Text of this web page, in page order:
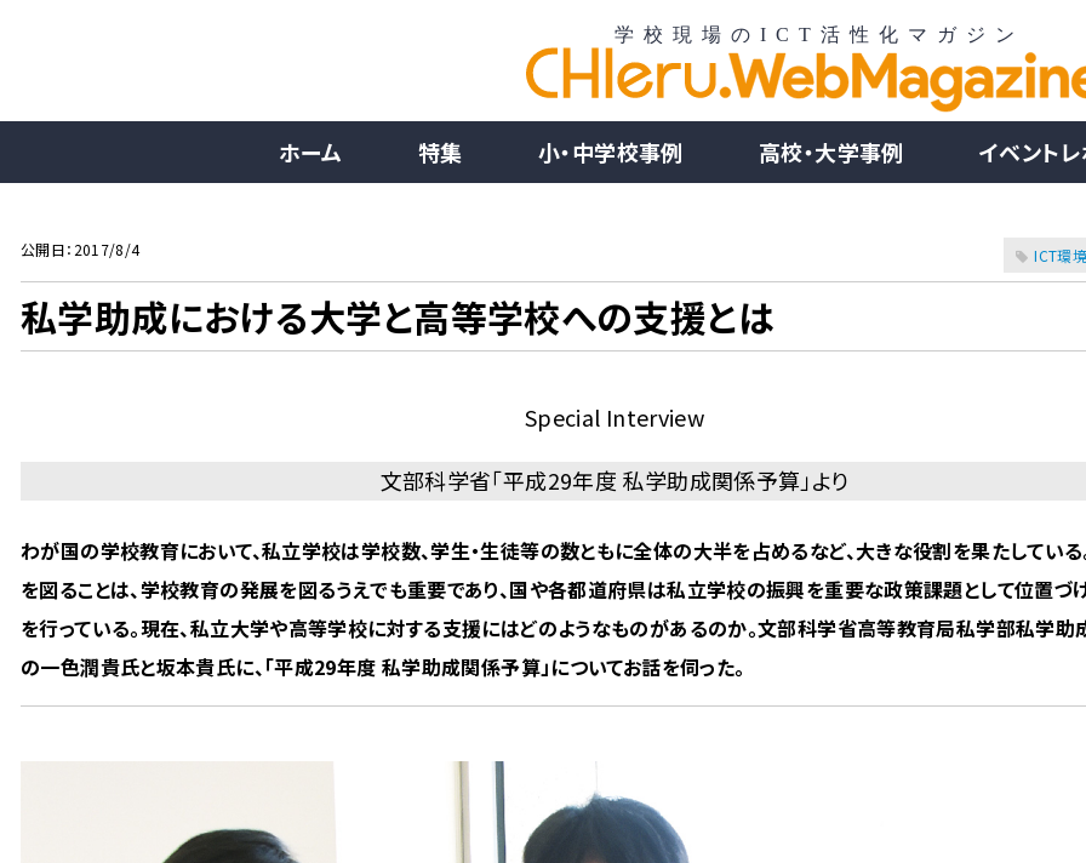
ホーム 特集 小・中学校事例 高校・大学事例 イベント
公開日：2017/8/4 ICT環
私学助成における大学と高等学校への支援とは
Special Interview
文部科学省「平成29年度 私学助成関係予算」より
わが国の学校教育において、私立学校は学校数、学生・生徒等の数ともに全体の大半を占めるなど、大きな役割を果たしてい
を図ることは、学校教育の発展を図るうえでも重要であり、国や各都道府県は私立学校の振興を重要な政策課題として位置づけ
を行っている。現在、私立大学や高等学校に対する支援にはどのようなものがあるのか。文部科学省高等教育局私学部私学助
の一色潤貴氏と坂本貴氏に、「平成29年度 私学助成関係予算」についてお話を伺った。